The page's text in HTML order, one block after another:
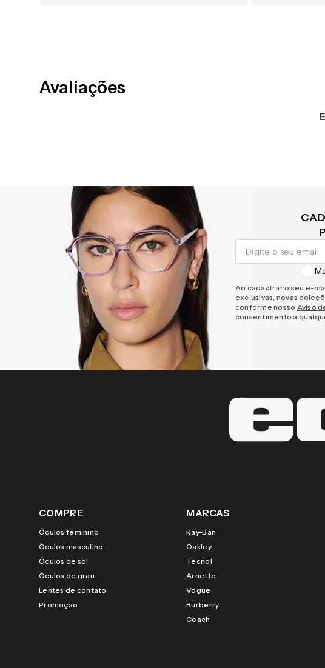
Avaliações
Ao cadastrar o seu e-
exclusivas, novas
conforme nosso Aviso
consentimento a
COMPRE
Óculos feminino
Óculos masculino
Óculos de sol
Óculos de grau
Lentes de contato
Promoção
MARCAS
Ray-Ban
Oakley
Tecnol
Arnette
Vogue
Burberry
Coach